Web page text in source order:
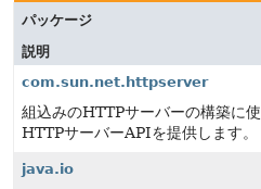
パッケージ
説明
com.sun.net.httpserver
組込みのHTTPサーバーの構築に
HTTPサーバーAPIを提供します。
java.io